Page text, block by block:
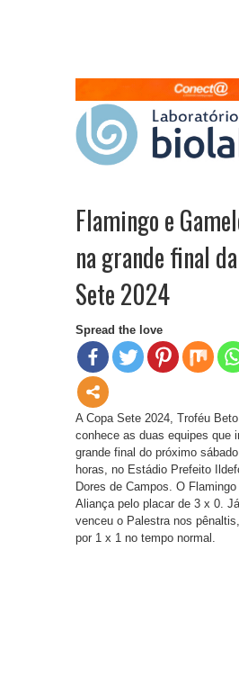
Flamingo e
na grande final
Sete 2024
Spread the love
A Copa Sete 2024, Troféu
conhece as duas equipes que
grande final do próximo
horas, no Estádio Prefeito
Dores de Campos. O
Aliança pelo placar de 3 x 0.
venceu o Palestra nos
por 1 x 1 no tempo normal.